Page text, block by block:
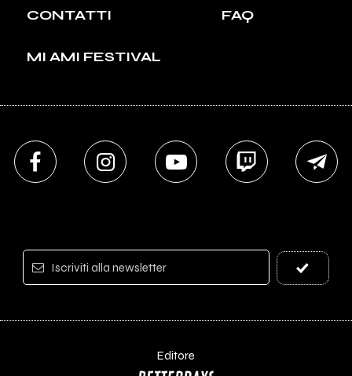
CONTATTI FAQ
MI AMI FESTIVAL
Iscriviti alla newsletter
Editore